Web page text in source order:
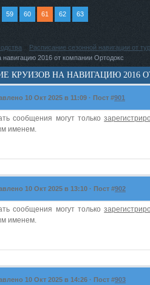
59 60 61 62 63
Расписание сезонной навигации от
навигацию 2016 от компании Ортодокс
КРУИЗОВ НА НАВИГАЦИЮ 2016
10 Окт 2025 в 11:09 · Пост #901
сообщения могут только
именем.
10 Окт 2025 в 13:10 · Пост #902
сообщения могут только
именем.
10 Окт 2025 в 14:26 · Пост #903